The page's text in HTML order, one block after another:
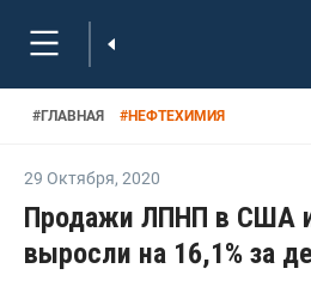
#ГЛАВНАЯ #НЕФТЕХИМИЯ
29 Октября, 2020
Продажи ЛПНП в США
выросли на 16,1% за